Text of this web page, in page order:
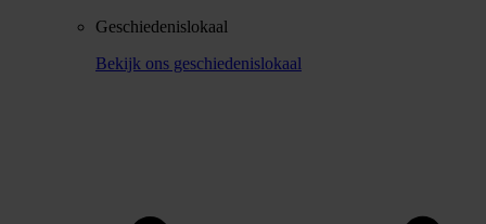
Geschiedenislokaal
Bekijk ons geschiedenislokaal